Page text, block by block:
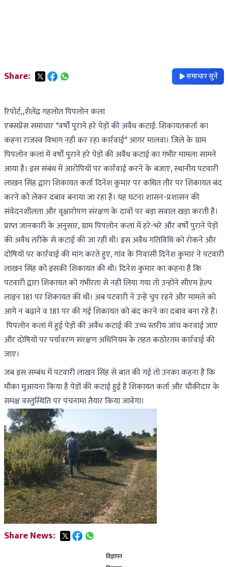
Share: समाचार सुनें
रिपोर्ट,,शैलेंद्र गहलोत पिपलोन कला
एक्सप्रेस समाचार *वर्षों पुराने हरे पेड़ों की अवैध कटाई: शिकायतकर्ता का
कहना राजस्व विभाग नही कर रहा कार्रवाई* आगर मालवा। जिले के ग्राम
पिपलोन कलां में वर्षों पुराने हरे पेड़ों की अवैध कटाई का गंभीर मामला सामने
आया है। इस संबंध में आरोपियों पर कार्रवाई करने के बजाए, स्थानीय पटवारी
लाखन सिंह द्वारा शिकायत कर्ता दिनेश कुमार पर कथित तौर पर शिकायत बंद
करने को लेकर दबाव बनाया जा रहा है। यह घटना शासन-प्रशासन की
संवेदनशीलता और वृक्षारोपण संरक्षण के दावों पर बड़ा सवाल खड़ा करती है।
प्राप्त जानकारी के अनुसार, ग्राम पिपलोन कलां में हरे-भरे और वर्षों पुराने पेड़ों
की अवैध तरीके से कटाई की जा रही थी। इस अवैध गतिविधि को रोकने और
दोषियों पर कार्रवाई की मांग करते हुए, गांव के निवासी दिनेश कुमार ने पटवारी
लाखन सिंह को इसकी शिकायत की थी। दिनेश कुमार का कहना है कि
पटवारी द्वारा शिकायत को गंभीरता से नहीं लिया गया तो उन्होंने सीएम हेल्प
लाइन 181 पर शिकायत की थी। अब पटवारी ने उन्हें चुप रहने और मामले को
आगे न बढ़ाने व 181 पर की गई शिकायत को बंद करने का दबाव बना रहे हैं।
पिपलोन कलां में हुई पेड़ों की अवैध कटाई की उच्च स्तरीय जांच करवाई जाए
और दोषियों पर पर्यावरण संरक्षण अधिनियम के तहत कठोरतम कार्रवाई की
जाए।
जब इस सम्बंध में पटवारी लाखन सिंह से बात की गई तो उनका कहना है कि
मौका मुआयना किया है पेड़ों की कटाई हुई है शिकायत कर्ता और चौकीदार के
समक्ष वस्तुस्थिति पर पंचनामा तैयार किया जावेगा।
Share News:
विज्ञापन